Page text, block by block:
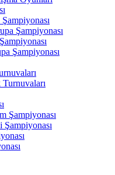
Şampiyonası
Şampiyonası
Şampiyonası